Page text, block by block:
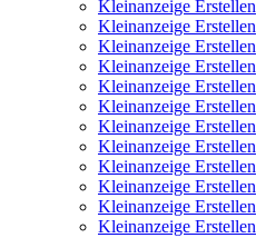
Kleinanzeige Erstellen
Kleinanzeige Erstellen
Kleinanzeige Erstellen
Kleinanzeige Erstellen
Kleinanzeige Erstellen
Kleinanzeige Erstellen
Kleinanzeige Erstellen
Kleinanzeige Erstellen
Kleinanzeige Erstellen
Kleinanzeige Erstellen
Kleinanzeige Erstellen
Kleinanzeige Erstellen